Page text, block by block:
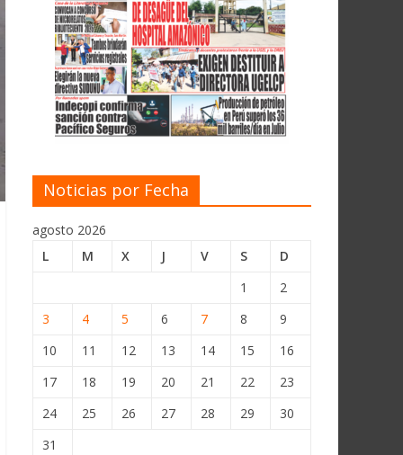
Noticias por Fecha
agosto 2026
L
M X J V S
D
1
2
3
4 5 6 7 8
9
10
11 12 13 14 15
16
17
18 19 20 21 22
23
24
25 26 27 28 29
30
31